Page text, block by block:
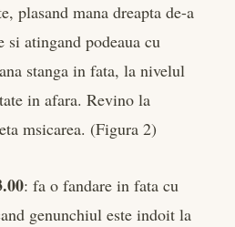
plasand mana dreapta de-a
si atingand podeaua cu
stanga in fata, la nivelul
in afara. Revino la
msicarea. (Figura 2)
: fa o fandare in fata cu
genunchiul este indoit la